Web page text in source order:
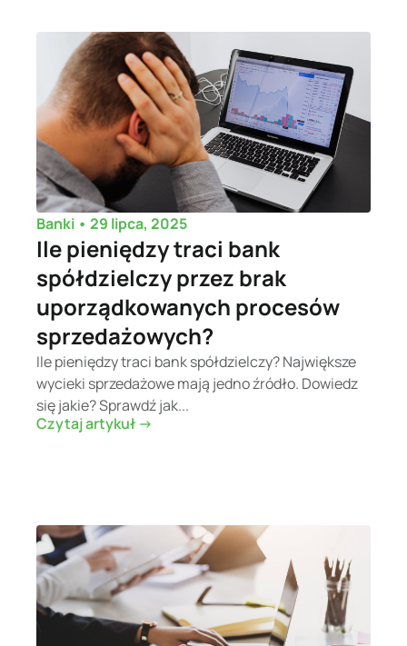
Banki • 29 lipca, 2025
Ile pieniędzy traci bank
spółdzielczy przez brak
uporządkowanych procesów
sprzedażowych?
Ile pieniędzy traci bank spółdzielczy? Największe
wycieki sprzedażowe mają jedno źródło. Dowiedz
się jakie? Sprawdź jak...
Czytaj artykuł ->